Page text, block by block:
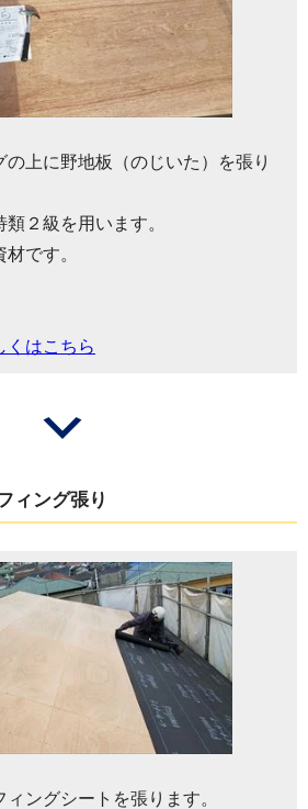
の上に野地板（のじいた）を張り
２級を用います。
です。
くはこちら
ィング張り
ングシートを張ります。